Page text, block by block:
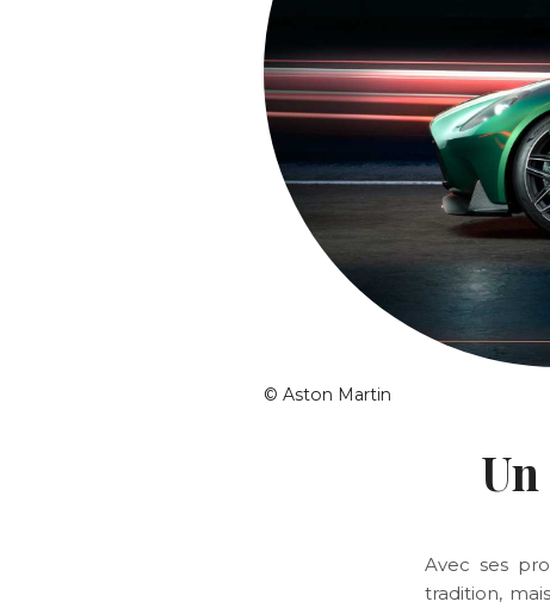
© Aston Martin
Avec ses
tradition,